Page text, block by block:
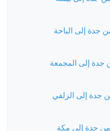
إلى الباحة
إلى المجمعة
إلى الزلفي
جدة إلى مكة